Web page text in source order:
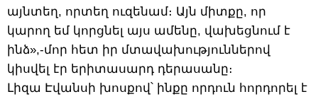
այնտեղ, որտեղ ուզենամ։ Այն միտքը, որ
կարող եմ կորցնել այս ամենը, վախեցնում է
ինձ»,-մոր հետ իր մտավախություններով
կիսվել էր երիտասարդ դերասանը։
Լիզա Էվանսի խոսքով՝ ինքը որդուն հորդորել է